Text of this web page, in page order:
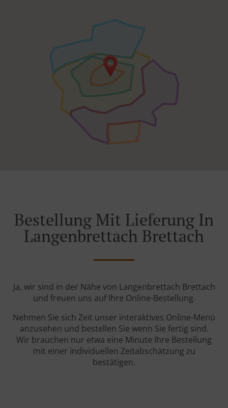
Bestellung Mit Lieferung In
Langenbrettach Brettach
Ja, wir sind in der Nähe von Langenbrettach Brettach
und freuen uns auf Ihre Online-Bestellung.
Nehmen Sie sich Zeit unser interaktives Online-Menü
anzusehen und bestellen Sie wenn Sie fertig sind.
Wir brauchen nur etwa eine Minute Ihre Bestellung
mit einer individuellen Zeitabschätzung zu
bestätigen.